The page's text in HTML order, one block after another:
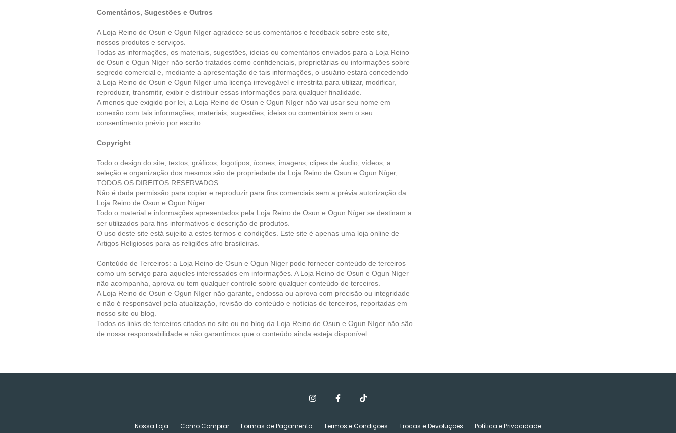
Comentários, Sugestões e Outros
A Loja Reino de Osun e Ogun Níger agradece seus comentários e feedback sobre este site,
nossos produtos e serviços.
Todas as informações, os materiais, sugestões, ideias ou comentários enviados para a Loja Reino
de Osun e Ogun Níger não serão tratados como confidenciais, proprietárias ou informações sobre
segredo comercial e, mediante a apresentação de tais informações, o usuário estará concedendo
à Loja Reino de Osun e Ogun Níger uma licença irrevogável e irrestrita para utilizar, modificar,
reproduzir, transmitir, exibir e distribuir essas informações para qualquer finalidade.
A menos que exigido por lei, a Loja Reino de Osun e Ogun Níger não vai usar seu nome em
conexão com tais informações, materiais, sugestões, ideias ou comentários sem o seu
consentimento prévio por escrito.
Copyright
Todo o design do site, textos, gráficos, logotipos, ícones, imagens, clipes de áudio, vídeos, a
seleção e organização dos mesmos são de propriedade da Loja Reino de Osun e Ogun Níger,
TODOS OS DIREITOS RESERVADOS.
Não é dada permissão para copiar e reproduzir para fins comerciais sem a prévia autorização da
Loja Reino de Osun e Ogun Níger.
Todo o material e informações apresentados pela Loja Reino de Osun e Ogun Níger se destinam a
ser utilizados para fins informativos e descrição de produtos.
O uso deste site está sujeito a estes termos e condições. Este site é apenas uma loja online de
Artigos Religiosos para as religiões afro brasileiras.
Conteúdo de Terceiros: a Loja Reino de Osun e Ogun Níger pode fornecer conteúdo de terceiros
como um serviço para aqueles interessados em informações. A Loja Reino de Osun e Ogun Níger
não acompanha, aprova ou tem qualquer controle sobre qualquer conteúdo de terceiros.
A Loja Reino de Osun e Ogun Níger não garante, endossa ou aprova com precisão ou integridade
e não é responsável pela atualização, revisão do conteúdo e notícias de terceiros, reportadas em
nosso site ou blog.
Todos os links de terceiros citados no site ou no blog da Loja Reino de Osun e Ogun Níger não são
de nossa responsabilidade e não garantimos que o conteúdo ainda esteja disponível.
Nossa Loja Como Comprar Formas de Pagamento Termos e Condições Trocas e Devoluções
Política e Privacidade